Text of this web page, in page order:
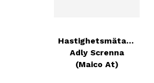
Hastighetsmätarwire
Adly Screnna
(Maico At)